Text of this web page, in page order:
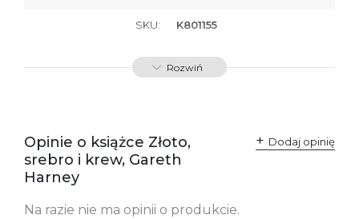
SKU: K801155
Rozwiń
Opinie o książce Złoto,
srebro i krew, Gareth
Harney
Dodaj opinię
Na razie nie ma opinii o produkcie.